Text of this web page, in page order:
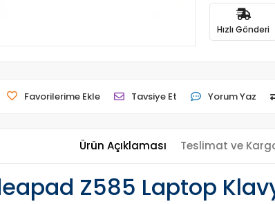
Hızlı Gönderi
Favorilerime Ekle Tavsiye Et Yorum Yaz
Ürün Açıklaması Teslimat ve
Z585 Laptop